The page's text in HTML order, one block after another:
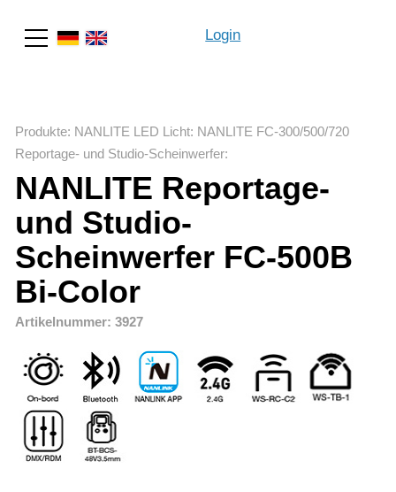
Login
Produkte: NANLITE LED Licht: NANLITE FC-300/500/720
Reportage- und Studio-Scheinwerfer:
NANLITE Reportage-
und Studio-
Scheinwerfer FC-500B
Bi-Color
Artikelnummer: 3927